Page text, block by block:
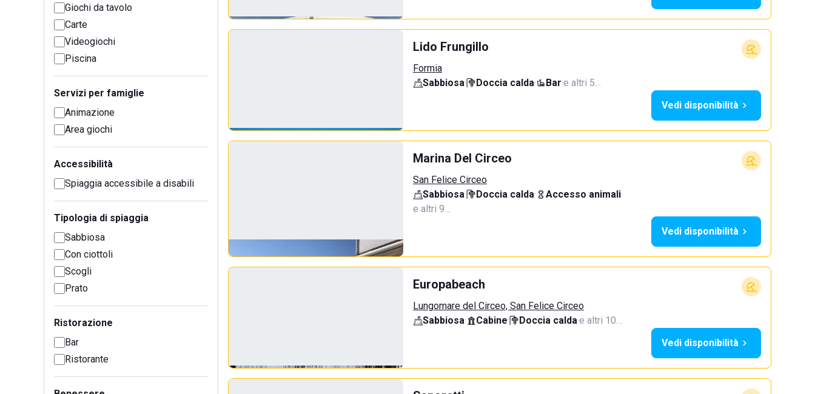
Giochi da tavolo
Carte
Videogiochi
Piscina
Servizi per famiglie
Animazione
Area giochi
Accessibilità
Spiaggia accessibile a disabili
Tipologia di spiaggia
Sabbiosa
Con ciottoli
Scogli
Prato
Ristorazione
Bar
Ristorante
Lido Frungillo
Formia
Sabbiosa· Doccia calda· Bar·e altri 5…
Vedi disponibilità
Marina Del Circeo
San Felice Circeo
Sabbiosa· Doccia calda· Accesso animali·
e altri 9…
Vedi disponibilità
Europabeach
Lungomare del Circeo, San Felice Circeo
Sabbiosa· Cabine· Doccia calda·e altri 10…
Vedi disponibilità